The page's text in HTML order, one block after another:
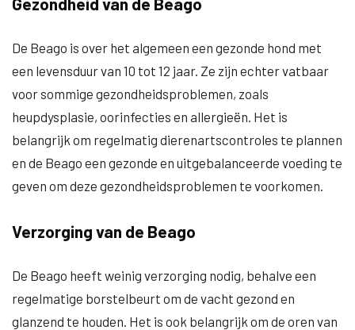
De Beago is over het algemeen een gezonde hond met
een levensduur van 10 tot 12 jaar. Ze zijn echter vatbaar
voor sommige gezondheidsproblemen, zoals
heupdysplasie, oorinfecties en allergieën. Het is
belangrijk om regelmatig dierenartscontroles te plannen
en de Beago een gezonde en uitgebalanceerde voeding te
geven om deze gezondheidsproblemen te voorkomen.
Verzorging van de Beago
De Beago heeft weinig verzorging nodig, behalve een
regelmatige borstelbeurt om de vacht gezond en
glanzend te houden. Het is ook belangrijk om de oren van